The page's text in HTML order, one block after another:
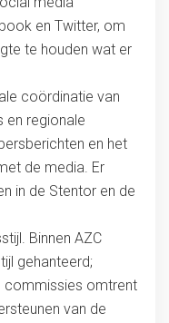
en Twitter, om
te houden wat er
coördinatie van
en regionale
en het
de media. Er
in de Stentor en de
Binnen AZC
gehanteerd;
commissies omtrent
van de